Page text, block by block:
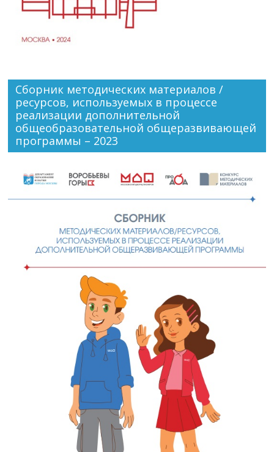
Сборник методических материалов /
ресурсов, используемых в процессе
реализации дополнительной
общеобразовательной общеразвивающей
программы – 2023